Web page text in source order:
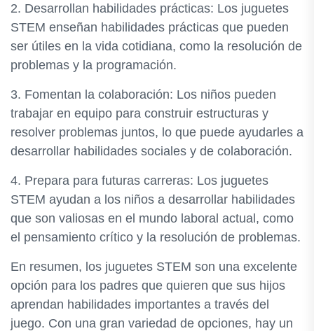
2. Desarrollan habilidades prácticas: Los juguetes
STEM enseñan habilidades prácticas que pueden
ser útiles en la vida cotidiana, como la resolución de
problemas y la programación.
3. Fomentan la colaboración: Los niños pueden
trabajar en equipo para construir estructuras y
resolver problemas juntos, lo que puede ayudarles a
desarrollar habilidades sociales y de colaboración.
4. Prepara para futuras carreras: Los juguetes
STEM ayudan a los niños a desarrollar habilidades
que son valiosas en el mundo laboral actual, como
el pensamiento crítico y la resolución de problemas.
En resumen, los juguetes STEM son una excelente
opción para los padres que quieren que sus hijos
aprendan habilidades importantes a través del
juego. Con una gran variedad de opciones, hay un